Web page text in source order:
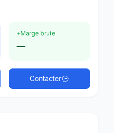
+Marge brute
—
Contacter